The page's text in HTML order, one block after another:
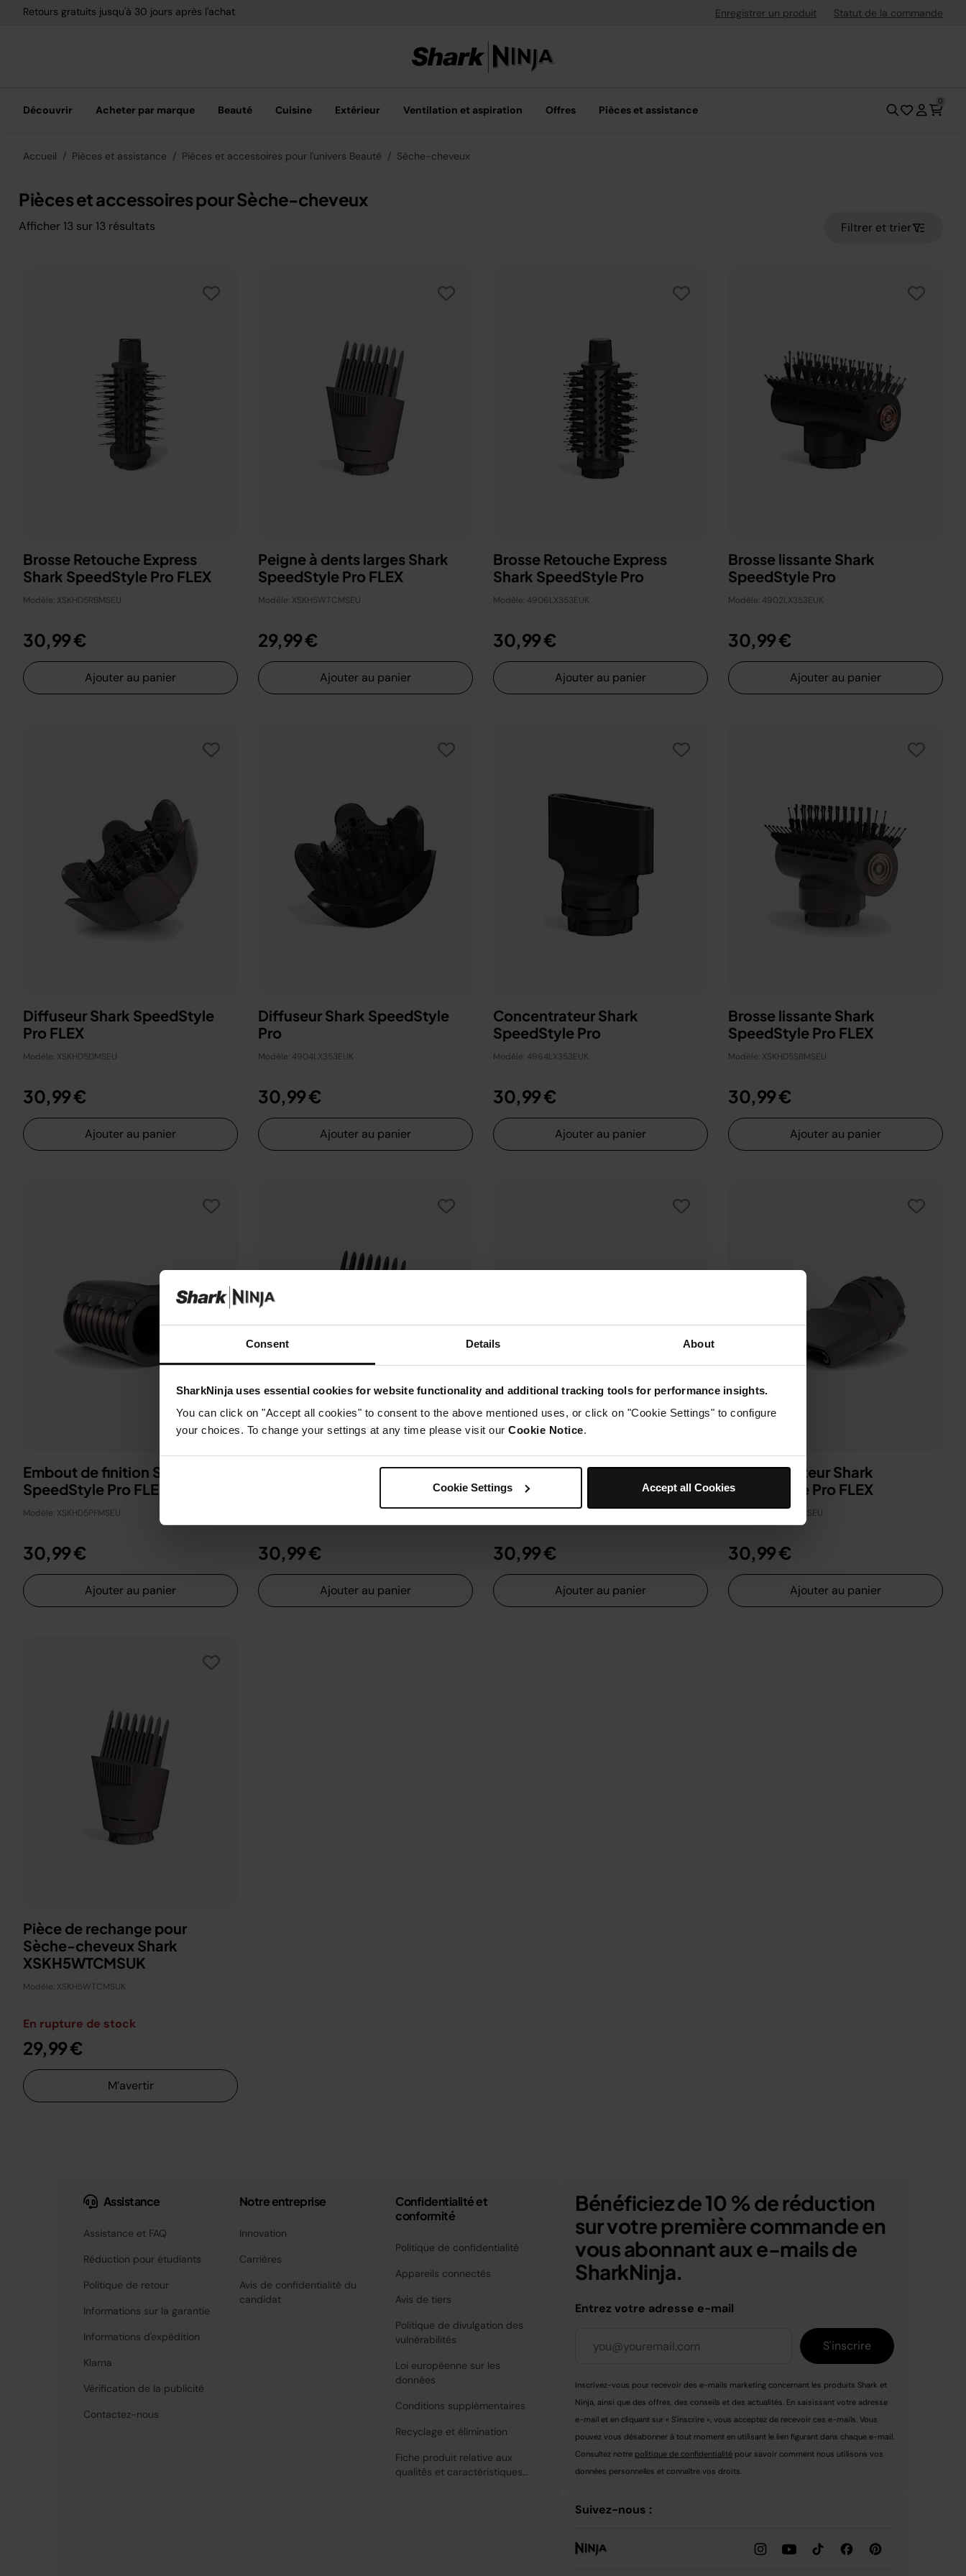
Consent Details About
SharkNinja uses essential cookies for website functionality and additional tracking tools for performance insights.
You can click on "Accept all cookies" to consent to the above mentioned uses, or click on "Cookie Settings" to configure
your choices. To change your settings at any time please visit our Cookie Notice.
Cookie Settings Accept all Cookies
Retours gratuits jusqu'à 30 jours après l'achat Options de paiement flexible avec KlarnaEnregistrer un produit Statut de la commande
Découvrir Acheter par marque Beauté Cuisine Extérieur Ventilation et aspiration Offres Pièces et assistance
0
Accueil Pièces et assistance Pièces et accessoires pour l'univers Beauté Sèche-cheveux
Pièces et accessoires pour Sèche-cheveux
Afficher 13 sur 13 résultats Filtrer et trier
Brosse Retouche Express
Shark SpeedStyle Pro FLEX
Modèle: XSKHD5RBMSEU
30,99 €
Ajouter au panier
Peigne à dents larges Shark
SpeedStyle Pro FLEX
Modèle: XSKH5WTCMSEU
29,99 €
Ajouter au panier
Brosse Retouche Express
Shark SpeedStyle Pro
Modèle: 4906LX353EUK
30,99 €
Ajouter au panier
Brosse lissante Shark
SpeedStyle Pro
Modèle: 4902LX353EUK
30,99 €
Ajouter au panier
Diffuseur Shark SpeedStyle
Pro FLEX
Modèle: XSKHD5DMSEU
30,99 €
Ajouter au panier
Diffuseur Shark SpeedStyle
Pro
Modèle: 4904LX353EUK
30,99 €
Ajouter au panier
Concentrateur Shark
SpeedStyle Pro
Modèle: 4964LX353EUK
30,99 €
Ajouter au panier
Brosse lissante Shark
SpeedStyle Pro FLEX
Modèle: XSKHD5SBMSEU
30,99 €
Ajouter au panier
Embout de finition Shark
SpeedStyle Pro FLEX
Modèle: XSKHD5PFMSEU
30,99 €
Ajouter au panier
Peigne à dents larges Shark
30,99 €
Ajouter au panier
Embout de finition Shark
SpeedStyle Pro
30,99 €
Ajouter au panier
Concentrateur Shark
SpeedStyle Pro FLEX
Modèle: XSKHD5CMSEU
30,99 €
Ajouter au panier
Pièce de rechange pour
Sèche-cheveux Shark
XSKH5WTCMSUK
Modèle: XSKH5WTCMSUK
En rupture de stock
29,99 €
M’avertir
Assistance
Assistance et FAQ
Réduction pour étudiants
Politique de retour
Informations sur la garantie
Informations d'expédition
Klarna
Vérification de la publicité
Contactez-nous
Notre entreprise
Innovation
Carrières
Avis de confidentialité du
candidat
Confidentialité et
conformité
Politique de confidentialité
Appareils connectés
Avis de tiers
Politique de divulgation des
vulnérabilités
Loi européenne sur les
données
Conditions supplémentaires
Recyclage et élimination
Fiche produit relative aux
qualités et caractéristiques
Bénéficiez de 10 % de réduction
sur votre première commande en
vous abonnant aux e-mails de
SharkNinja.
Entrez votre adresse e-mail
S'inscrire
Inscrivez-vous pour recevoir des e-mails marketing concernant les produits Shark et
Ninja, ainsi que des offres, des conseils et des actualités. En saisissant votre adresse
e-mail et en cliquant sur « S'inscrire », vous acceptez de recevoir ces e-mails. Vous
pouvez vous désabonner à tout moment en utilisant le lien figurant dans chaque e-mail.
Consultez notre politique de confidentialité pour savoir comment nous utilisons vos
données personnelles et connaître vos droits.
Suivez-nous :